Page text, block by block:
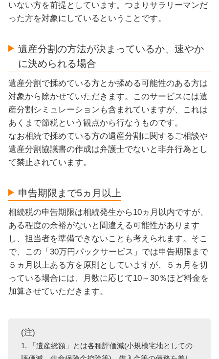
いない方を前提としています。つまりサラリーマンだ
った方を対象にしているということです。
遺産分割の方法が決まっているか、速やか
に決められる場合
遺産分割で揉めている方とか揉める可能性のある方は
対象から除かせていただきます。このサービスには遺
産分割シミュレーションも含まれていますが、これは
あくまで節税という観点から行なうものです。
なお相続で揉めている方の遺産分割に関するご相談や
遺産分割協議書の作成は弁護士でないと非弁行為とし
て禁止されています。
申告期限まで5ヵ月以上
相続税の申告期限は相続発生から10ヵ月以内ですが、
ある程度の余裕がないと間違える可能性があります
し、担当者を準備できないことも考えられます。そこ
で、この「30万円パックサービス」では申告期限まで
５ヵ月以上ある方を原則としていますが、５ヵ月を切
っている場合には、月数に応じて10～30％ほど料金を
加算させていただきます。
(注)
1. 「遺産総額」とは各種評価減(小規模宅地としての